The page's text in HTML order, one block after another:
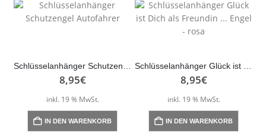
8,95€
inkl. 19 % MwSt.
IN DEN WARENKORB
8,95€
inkl. 19 % MwSt.
IN DEN WARENKORB